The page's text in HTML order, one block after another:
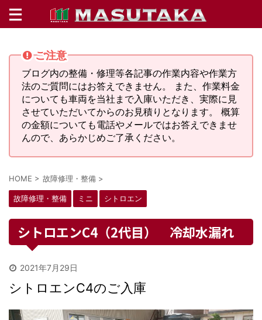
ご注意
ブログ内の整備・修理等各記事の作業内容や作業方
法のご質問にはお答えできません。 また、作業料金
についても車両を当社まで入庫いただき、実際に見
させていただいてからのお見積りとなります。 概算
の金額についても電話やメールではお答えできませ
んので、あらかじめご了承ください。
HOME > 故障修理・整備 >
故障修理・整備 ミニ シトロエン
シトロエンC4（2代目） 冷却水漏れ
2021年7月29日
シトロエンC4のご入庫